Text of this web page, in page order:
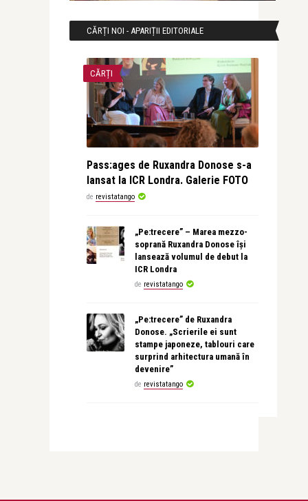
CĂRȚI NOI - APARIȚII EDITORIALE
CĂRȚI
Pass:ages de Ruxandra Donose s-a
lansat la ICR Londra. Galerie FOTO
de revistatango
„Pe:trecere” – Marea mezzo-
soprană Ruxandra Donose își
lansează volumul de debut la
ICR Londra
de revistatango
„Pe:trecere” de Ruxandra
Donose. „Scrierile ei sunt
stampe japoneze, tablouri care
surprind arhitectura umană în
devenire”
de revistatango